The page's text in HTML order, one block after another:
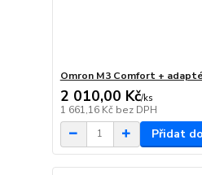
Omron M3 Comfort +
2 010,00 Kč/ks
1 661,16 Kč bez DPH
Přidat